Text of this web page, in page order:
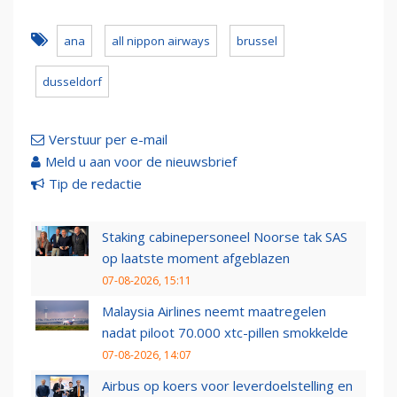
ana all nippon airways brussel
dusseldorf
Verstuur per e-mail
Meld u aan voor de nieuwsbrief
Tip de redactie
Staking cabinepersoneel Noorse tak SAS
op laatste moment afgeblazen
07-08-2026, 15:11
Malaysia Airlines neemt maatregelen
nadat piloot 70.000 xtc-pillen smokkelde
07-08-2026, 14:07
Airbus op koers voor leverdoelstelling en